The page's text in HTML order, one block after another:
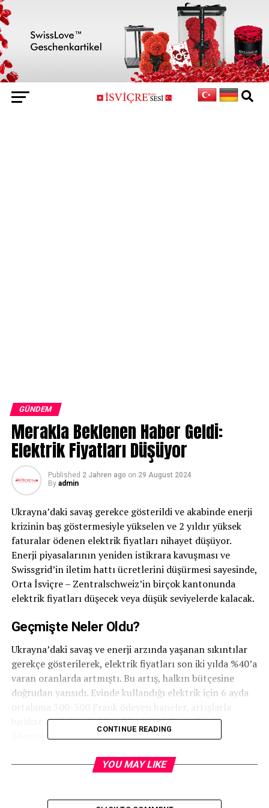
GÜNDEM
Merakla Beklenen Haber Geldi:
Elektrik Fiyatları Düşüyor
Published 2 Jahren ago on 29 August 2024
By admin
Ukrayna’daki savaş gerekce gösterildi ve akabinde enerji
krizinin baş göstermesiyle yükselen ve 2 yıldır yüksek
faturalar ödenen elektrik fiyatları nihayet düşüyor.
Enerji piyasalarının yeniden istikrara kavuşması ve
Swissgrid’in iletim hattı ücretlerini düşürmesi sayesinde,
Orta İsviçre – Zentralschweiz’in birçok kantonunda
elektrik fiyatları düşecek veya düşük seviyelerde kalacak.
Geçmişte Neler Oldu?
Ukrayna’daki savaş ve enerji arzında yaşanan sıkıntılar
gerekçe gösterilerek, elektrik fiyatları son iki yılda %40’a
varan oranlarda artmıştı. Bu artış, halkın bütçesine
doğrudan yansıdı. Evinde kullandığı elektrik için 6 ayda
birlikte artık 3 ayda bir yaklaşık 300 Frank fatura
ödemeye başladı. Böylece aylık elektrik gideri 100
hissedildi.
CONTINUE READING
YOU MAY LIKE